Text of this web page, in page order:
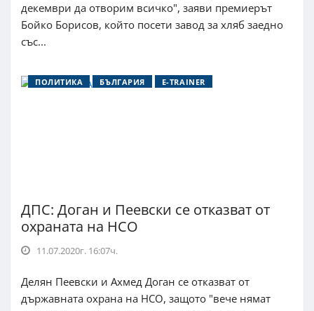
декември да отворим всичко", заяви премиерът
Бойко Борисов, който посети завод за хляб заедно
със...
ПОЛИТИКА БЪЛГАРИЯ E-TRAINER
ДПС: Доган и Пеевски се отказват от
охраната на НСО
11.07.2020г. 16:07ч.
Делян Пеевски и Ахмед Доган се отказват от
държавната охрана на НСО, защото "вече нямат